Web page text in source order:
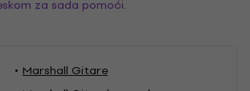
za sada pomoći.
Marshall Gitare